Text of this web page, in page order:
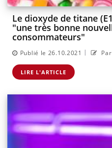
Le dioxyde de titane
"une très bonne
consommateurs"
Publié le 26.10.2021 |
LIRE L'ARTICLE